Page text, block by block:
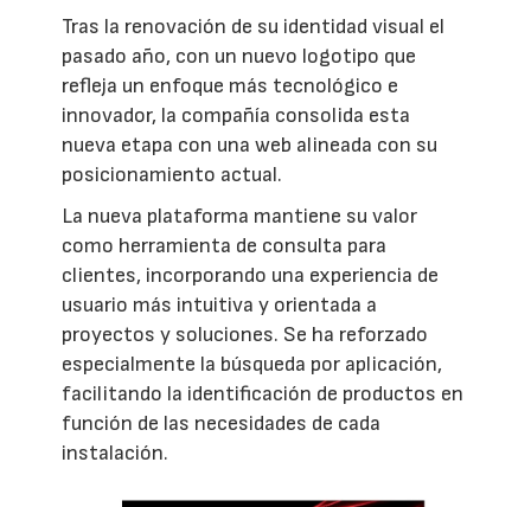
Tras la renovación de su identidad visual el
pasado año, con un nuevo logotipo que
refleja un enfoque más tecnológico e
innovador, la compañía consolida esta
nueva etapa con una web alineada con su
posicionamiento actual.
La nueva plataforma mantiene su valor
como herramienta de consulta para
clientes, incorporando una experiencia de
usuario más intuitiva y orientada a
proyectos y soluciones. Se ha reforzado
especialmente la búsqueda por aplicación,
facilitando la identificación de productos en
función de las necesidades de cada
instalación.